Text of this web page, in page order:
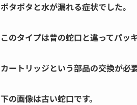
ポタポタと水が漏れる症状でした。
このタイプは昔の蛇口と違ってパッ
カートリッジという部品の交換が必
下の画像は古い蛇口です。